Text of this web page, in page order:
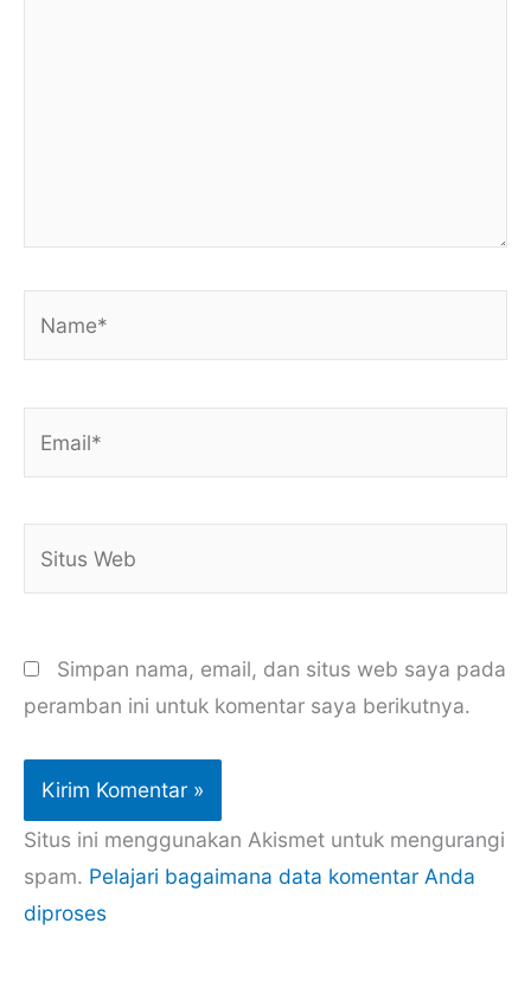
Simpan nama, email, dan situs web saya pada
peramban ini untuk komentar saya berikutnya.
Situs ini menggunakan Akismet untuk mengurangi
spam. Pelajari bagaimana data komentar Anda
diproses